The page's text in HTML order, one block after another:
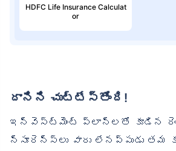
HDFC Life Insurance Calculat
or
దానిని చుట్టేస్తోంది!
ఇన్వెస్ట్‌మెంట్ ప్లాన్‌లతో కూడిన
న్సూరెన్స్‌లు వారు లేనప్పుడు తమ